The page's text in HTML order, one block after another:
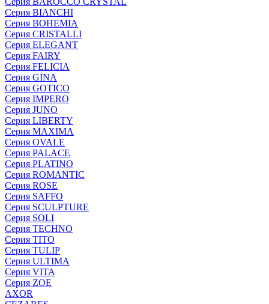
Серия BIANCHI
Серия BOHEMIA
Серия CRISTALLI
Серия ELEGANT
Серия FAIRY
Серия FELICIA
Серия GINA
Серия GOTICO
Серия IMPERO
Серия JUNO
Серия LIBERTY
Серия MAXIMA
Серия OVALE
Серия PALACE
Серия PLATINO
Серия ROMANTIC
Серия ROSE
Серия SAFFO
Серия SCULPTURE
Серия SOLI
Серия TECHNO
Серия TITO
Серия TULIP
Серия ULTIMA
Серия VITA
Серия ZOE
AXOR